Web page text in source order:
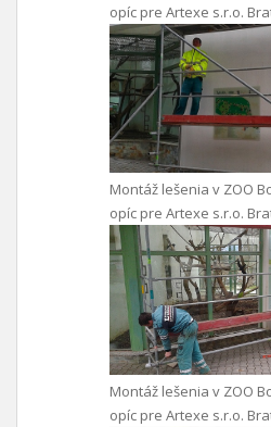
opíc pre Artexe s.r.o.
Montáž lešenia v ZOO
opíc pre Artexe s.r.o.
Montáž lešenia v ZOO
opíc pre Artexe s.r.o.